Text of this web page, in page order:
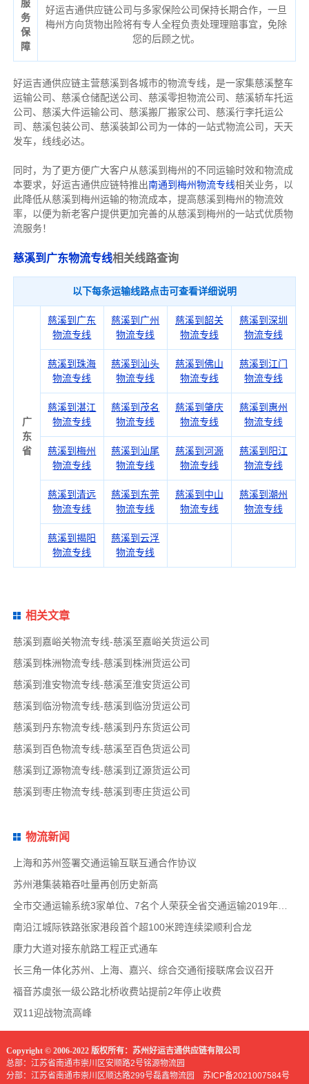
服
务
保
障
好运吉通供应链公司与多家保险公司保持长期合作，一旦
梅州方向货物出险将有专人全程负责处理理赔事宜，免除
您的后顾之忧。
好运吉通供应链主营慈溪到各城市的物流专线，是一家集慈溪整车
运输公司、慈溪仓储配送公司、慈溪零担物流公司、慈溪轿车托运
公司、慈溪大件运输公司、慈溪搬厂搬家公司、慈溪行李托运公
司、慈溪包装公司、慈溪装卸公司为一体的一站式物流公司，天天
发车，线线必达。
同时，为了更方便广大客户从慈溪到梅州的不同运输时效和物流成
本要求，好运吉通供应链特推出南通到梅州物流专线相关业务，以
此降低从慈溪到梅州运输的物流成本，提高慈溪到梅州的物流效
率，以便为新老客户提供更加完善的从慈溪到梅州的一站式优质物
流服务！
慈溪到广东物流专线相关线路查询
以下每条运输线路点击可查看详细说明
广
东
省
慈溪到广东
物流专线
慈溪到广州
物流专线
慈溪到韶关
物流专线
慈溪到深圳
物流专线
慈溪到珠海
物流专线
慈溪到汕头
物流专线
慈溪到佛山
物流专线
慈溪到江门
物流专线
慈溪到湛江
物流专线
慈溪到茂名
物流专线
慈溪到肇庆
物流专线
慈溪到惠州
物流专线
慈溪到梅州
物流专线
慈溪到汕尾
物流专线
慈溪到河源
物流专线
慈溪到阳江
物流专线
慈溪到清远
物流专线
慈溪到东莞
物流专线
慈溪到中山
物流专线
慈溪到潮州
物流专线
慈溪到揭阳
物流专线
慈溪到云浮
物流专线
相关文章
慈溪到嘉峪关物流专线-慈溪至嘉峪关货运公司
慈溪到株洲物流专线-慈溪到株洲货运公司
慈溪到淮安物流专线-慈溪至淮安货运公司
慈溪到临汾物流专线-慈溪到临汾货运公司
慈溪到丹东物流专线-慈溪到丹东货运公司
慈溪到百色物流专线-慈溪至百色货运公司
慈溪到辽源物流专线-慈溪到辽源货运公司
慈溪到枣庄物流专线-慈溪到枣庄货运公司
物流新闻
上海和苏州签署交通运输互联互通合作协议
苏州港集装箱吞吐量再创历史新高
全市交通运输系统3家单位、7名个人荣获全省交通运输2019年度扫黑除恶专项斗争先进集体和先
南沿江城际铁路张家港段首个超100米跨连续梁顺利合龙
康力大道对接东航路工程正式通车
长三角一体化苏州、上海、嘉兴、综合交通衔接联席会议召开
福音苏虞张一级公路北桥收费站提前2年停止收费
双11迎战物流高峰
Copyright © 2006-2022 版权所有：苏州好运吉通供应链有限公司
总部：江苏省南通市崇川区安顺路2号铭源物流园
分部：江苏省南通市崇川区顺达路299号磊鑫物流园 苏ICP备2021007584号